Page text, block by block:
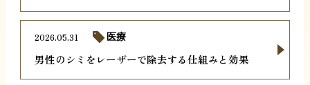
男性のシミをレーザーで除去する仕組みと効果
2026.05.31 医療